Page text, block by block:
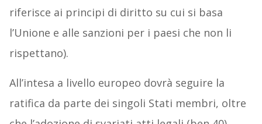
riferisce ai principi di diritto su cui si basa
l’Unione e alle sanzioni per i paesi che non li
rispettano).
All’intesa a livello europeo dovrà seguire la
ratifica da parte dei singoli Stati membri, oltre